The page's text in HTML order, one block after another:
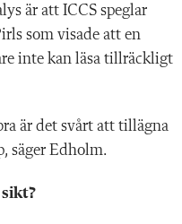
är att ICCS speglar
som visade att en
inte kan läsa tillräckligt
är det svårt att tillägna
säger Edholm.